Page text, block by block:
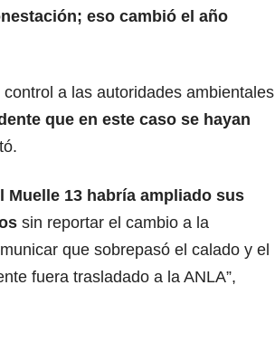
eso cambió el año
a las autoridades ambientales
que en este caso se hayan
Muelle 13 habría ampliado sus
sin reportar el cambio a la
que sobrepasó el calado y el
fuera trasladado a la ANLA”,